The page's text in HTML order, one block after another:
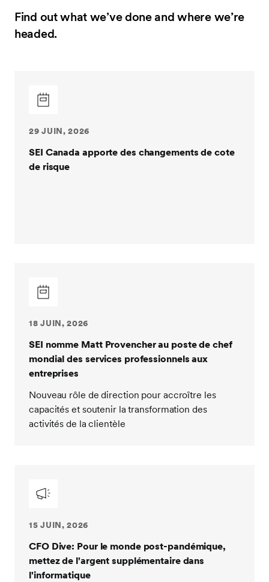
Find out what we’ve done and where we’re
headed.
29 JUIN, 2026
SEI Canada apporte des changements de cote
de risque
18 JUIN, 2026
SEI nomme Matt Provencher au poste de chef
mondial des services professionnels aux
entreprises
Nouveau rôle de direction pour accroître les
capacités et soutenir la transformation des
activités de la clientèle
15 JUIN, 2026
CFO Dive: Pour le monde post-pandémique,
mettez de l'argent supplémentaire dans
l'informatique